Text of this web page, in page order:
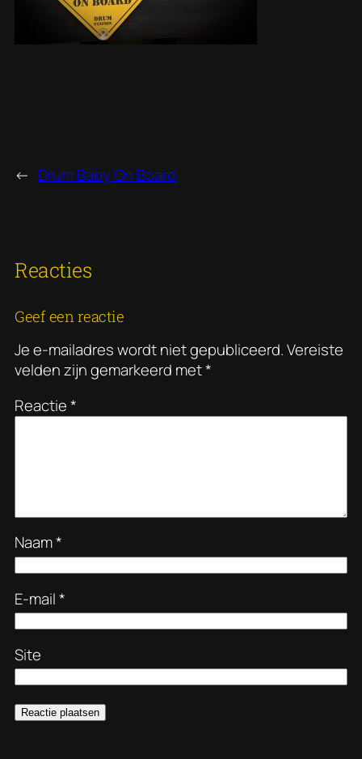
← Drum Baby On Board
Reacties
Geef een reactie
Je e-mailadres wordt niet gepubliceerd.Vereiste
velden zijn gemarkeerd met*
Reactie*
Naam*
E-mail*
Site